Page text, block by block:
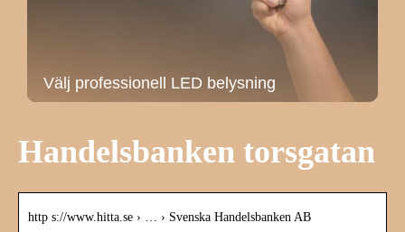
Välj professionell LED belysning
Handelsbanken torsgatan
http s://www.hitta.se › … › Svenska Handelsbanken AB